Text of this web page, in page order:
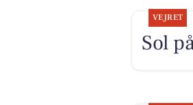
VEJRET
Sol